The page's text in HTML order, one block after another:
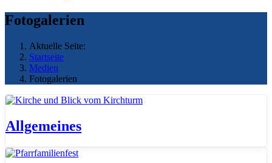
Fotogalerien
Aktuelle Seite:
Startseite
Medien
Fotogalerien
Allgemeines